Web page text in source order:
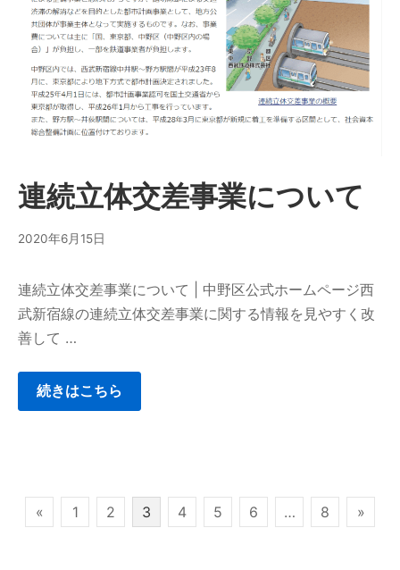
連続立体交差事業について
2020年6月15日
連続立体交差事業について | 中野区公式ホームページ西
武新宿線の連続立体交差事業に関する情報を見やすく改
善して …
続きはこちら
« 1 2 3 4 5 6 … 8 »